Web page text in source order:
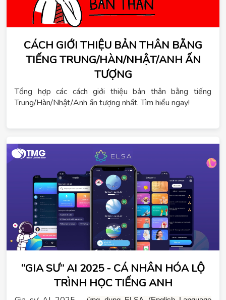
CÁCH GIỚI THIỆU BẢN THÂN BẰNG
TIẾNG TRUNG/HÀN/NHẬT/ANH ẤN
TƯỢNG
Tổng hợp các cách giới thiệu bản thân bằng tiếng
Trung/Hàn/Nhật/Anh ấn tượng nhất. Tìm hiểu ngay!
“GIA SƯ” AI 2025 - CÁ NHÂN HÓA LỘ
TRÌNH HỌC TIẾNG ANH